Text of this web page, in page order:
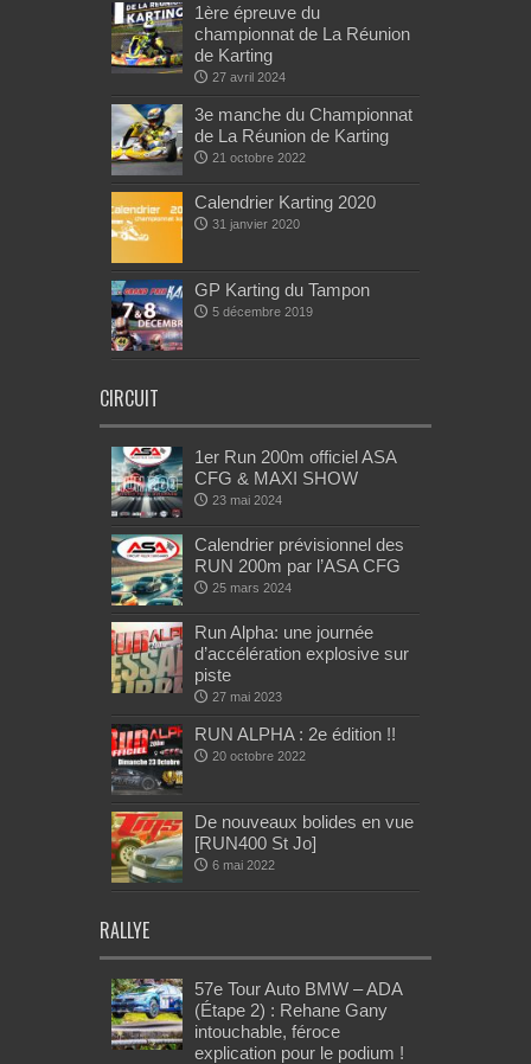
1ère épreuve du
championnat de La Réunion
de Karting
27 avril 2024
3e manche du Championnat
de La Réunion de Karting
21 octobre 2022
Calendrier Karting 2020
31 janvier 2020
GP Karting du Tampon
5 décembre 2019
CIRCUIT
1er Run 200m officiel ASA
CFG & MAXI SHOW
23 mai 2024
Calendrier prévisionnel des
RUN 200m par l’ASA CFG
25 mars 2024
Run Alpha: une journée
d’accélération explosive sur
piste
27 mai 2023
RUN ALPHA : 2e édition !!
20 octobre 2022
De nouveaux bolides en vue
[RUN400 St Jo]
6 mai 2022
RALLYE
57e Tour Auto BMW – ADA
(Étape 2) : Rehane Gany
intouchable, féroce
explication pour le podium !